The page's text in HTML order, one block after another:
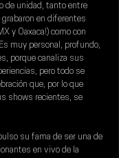
de unidad, tanto entre
en diferentes
y Oaxaca!) como con
muy personal, profundo,
porque canaliza sus
pero todo se
que, por lo que
shows recientes, se
su fama de ser una de
en vivo de la